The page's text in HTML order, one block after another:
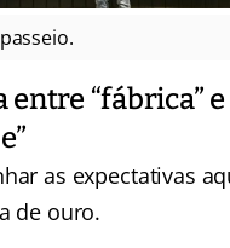
“fábrica” e
as expectativas
de ouro.